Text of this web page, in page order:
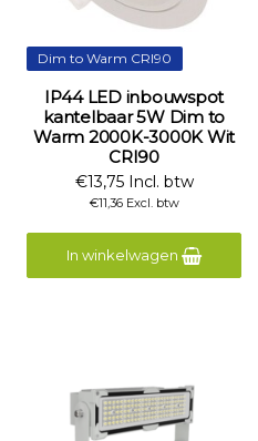
Dim to Warm CRI90
IP44 LED inbouwspot
kantelbaar 5W Dim to
Warm 2000K-3000K Wit
CRI90
€13,75 Incl. btw
€11,36 Excl. btw
In winkelwagen